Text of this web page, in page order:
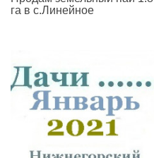
га в с.Линейное